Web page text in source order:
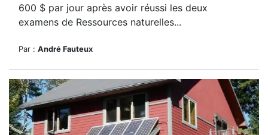
600 $ par jour après avoir réussi les deux
examens de Ressources naturelles...
Par : André Fauteux